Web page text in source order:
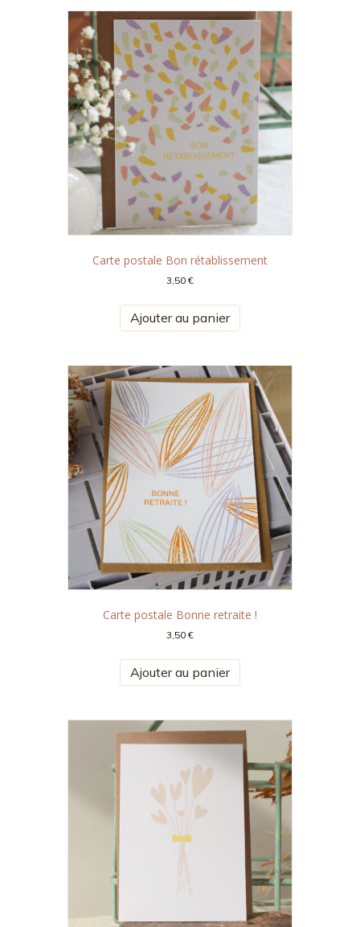
Carte postale Bon rétablissement
3,50€
Ajouter au panier
Carte postale Bonne retraite !
3,50€
Ajouter au panier